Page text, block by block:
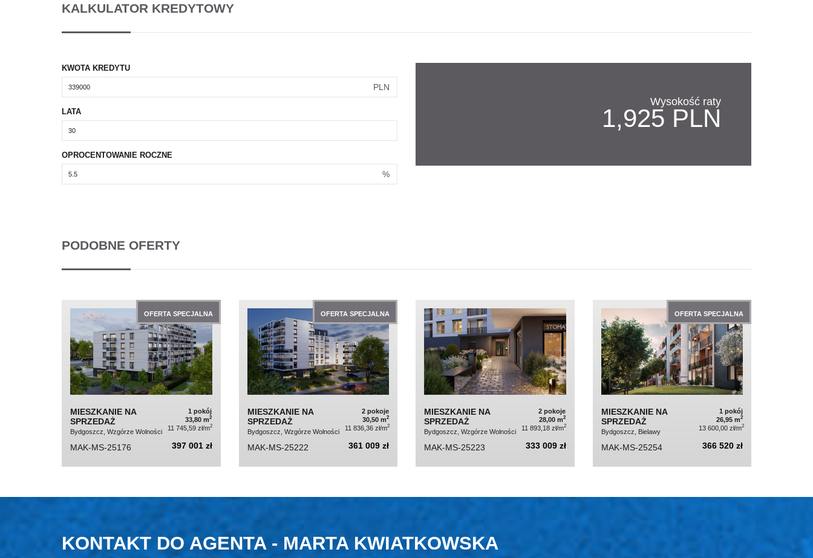
KALKULATOR KREDYTOWY
KWOTA KREDYTU
PLN
LATA
OPROCENTOWANIE ROCZNE
%
Wysokość raty
1,925 PLN
PODOBNE OFERTY
OFERTA SPECJALNA
MIESZKANIE NA
SPRZEDAŻ
Bydgoszcz, Wzgórze Wolności
1 pokój
33,80 m2
11 745,59 zł/m2
MAK-MS-25176 397 001 zł
OFERTA SPECJALNA
MIESZKANIE NA
SPRZEDAŻ
Bydgoszcz, Wzgórze Wolności
2 pokoje
30,50 m2
11 836,36 zł/m2
MAK-MS-25222 361 009 zł
MIESZKANIE NA
SPRZEDAŻ
Bydgoszcz, Wzgórze Wolności
2 pokoje
28,00 m2
11 893,18 zł/m2
MAK-MS-25223 333 009 zł
OFERTA SPECJALNA
MIESZKANIE NA
SPRZEDAŻ
Bydgoszcz, Bielawy
1 pokój
26,95 m2
13 600,00 zł/m2
MAK-MS-25254 366 520 zł
KONTAKT DO AGENTA - MARTA KWIATKOWSKA